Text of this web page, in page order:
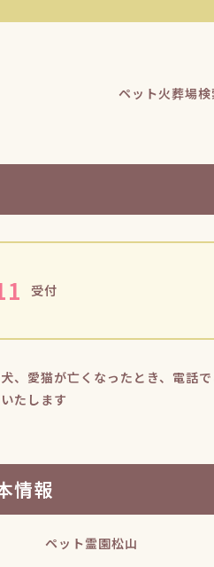
ペット火葬場
受付
、愛猫が亡くなったとき、電話
たします
情報
ペット霊園松山